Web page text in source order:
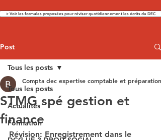
> Voir les formules proposées pour réviser quotidiennement les écrits du DEC
Post
Tous les posts
Actualités
Formation
Tous les posts
STMG spé gestion et
finance
Compta dec expertise comptable et préparation
Révision: Enregistrement dans le